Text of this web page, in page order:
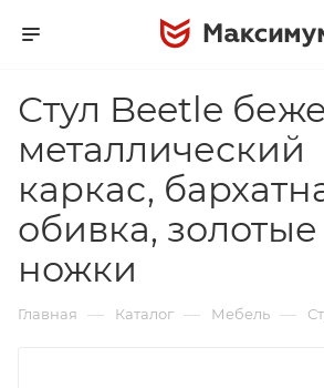
Стул Beetle
металлический
каркас,
обивка, золотые
ножки
Главная — Каталог — Мебель —